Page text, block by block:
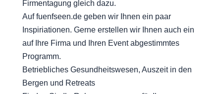
Firmentagung gleich dazu.
Auf fuenfseen.de geben wir Ihnen ein paar
Inspiriationen. Gerne erstellen wir Ihnen auch ein
auf Ihre Firma und Ihren Event abgestimmtes
Programm.
Betriebliches Gesundheitswesen, Auszeit in den
Bergen und Retreats